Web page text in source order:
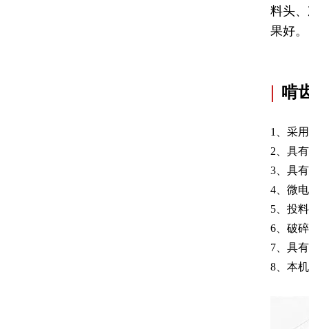
料头
果好。
| 啃
1、采
2、具
3、具
4、微
5、投
6、破
7、具
8、本